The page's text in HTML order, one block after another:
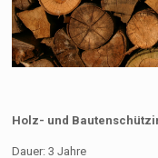
Holz- und
Dauer: 3 Jahre